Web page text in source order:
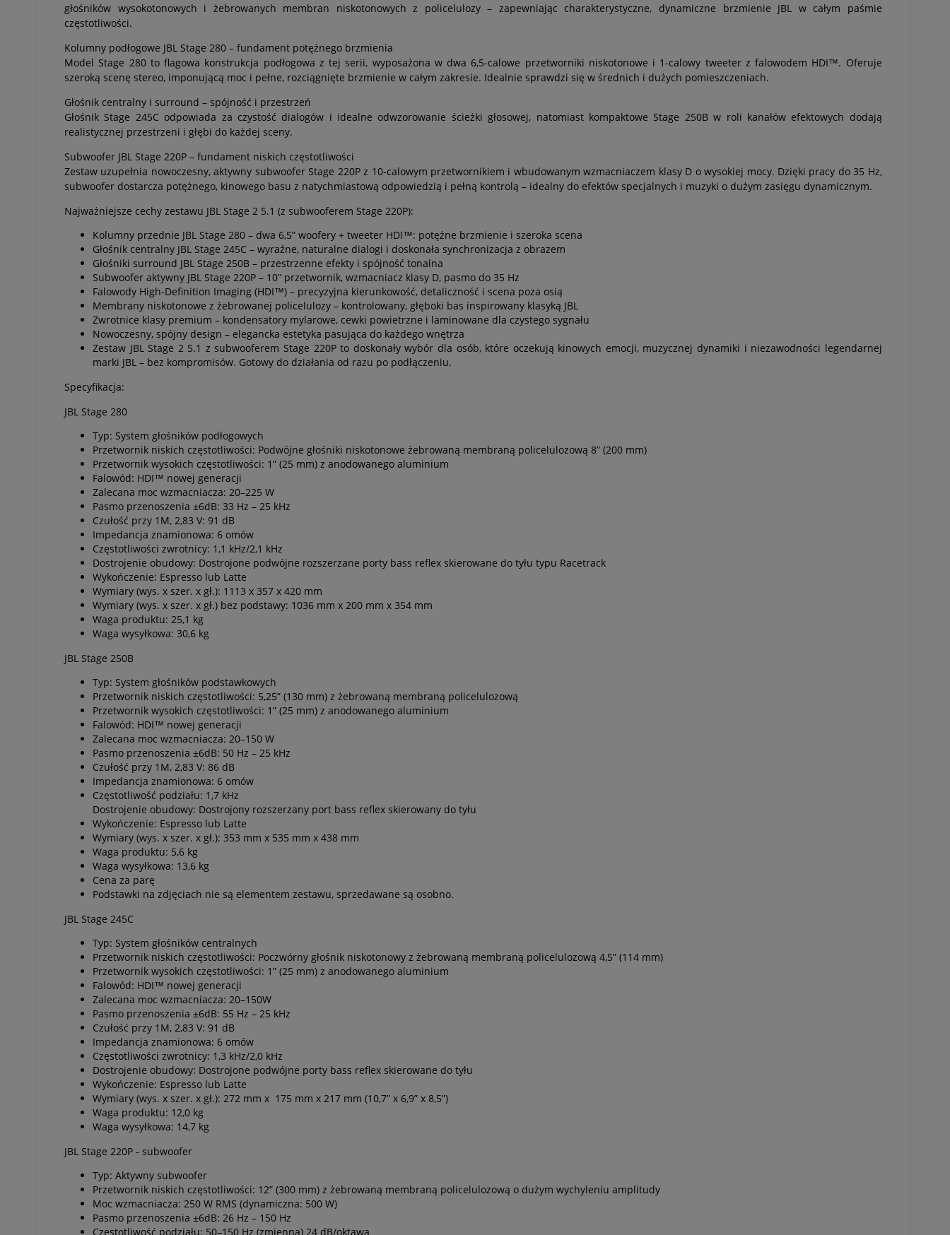
głośników wysokotonowych i żebrowanych membran niskotonowych z policelulozy – zapewniając charakterystyczne, dynamiczne brzmienie JBL w całym paśmie
częstotliwości.
Kolumny podłogowe JBL Stage 280 – fundament potężnego brzmienia
Model Stage 280 to flagowa konstrukcja podłogowa z tej serii, wyposażona w dwa 6,5-calowe przetworniki niskotonowe i 1-calowy tweeter z falowodem HDI™. Oferuje
szeroką scenę stereo, imponującą moc i pełne, rozciągnięte brzmienie w całym zakresie. Idealnie sprawdzi się w średnich i dużych pomieszczeniach.
Głośnik centralny i surround – spójność i przestrzeń
Głośnik Stage 245C odpowiada za czystość dialogów i idealne odwzorowanie ścieżki głosowej, natomiast kompaktowe Stage 250B w roli kanałów efektowych dodają
realistycznej przestrzeni i głębi do każdej sceny.
Subwoofer JBL Stage 220P – fundament niskich częstotliwości
Zestaw uzupełnia nowoczesny, aktywny subwoofer Stage 220P z 10-calowym przetwornikiem i wbudowanym wzmacniaczem klasy D o wysokiej mocy. Dzięki pracy do 35 Hz,
subwoofer dostarcza potężnego, kinowego basu z natychmiastową odpowiedzią i pełną kontrolą – idealny do efektów specjalnych i muzyki o dużym zasięgu dynamicznym.
Najważniejsze cechy zestawu JBL Stage 2 5.1 (z subwooferem Stage 220P):
Kolumny przednie JBL Stage 280 – dwa 6,5” woofery + tweeter HDI™: potężne brzmienie i szeroka scena
Głośnik centralny JBL Stage 245C – wyraźne, naturalne dialogi i doskonała synchronizacja z obrazem
Głośniki surround JBL Stage 250B – przestrzenne efekty i spójność tonalna
Subwoofer aktywny JBL Stage 220P – 10” przetwornik, wzmacniacz klasy D, pasmo do 35 Hz
Falowody High-Definition Imaging (HDI™) – precyzyjna kierunkowość, detaliczność i scena poza osią
Membrany niskotonowe z żebrowanej policelulozy – kontrolowany, głęboki bas inspirowany klasyką JBL
Zwrotnice klasy premium – kondensatory mylarowe, cewki powietrzne i laminowane dla czystego sygnału
Nowoczesny, spójny design – elegancka estetyka pasująca do każdego wnętrza
Zestaw JBL Stage 2 5.1 z subwooferem Stage 220P to doskonały wybór dla osób, które oczekują kinowych emocji, muzycznej dynamiki i niezawodności legendarnej
marki JBL – bez kompromisów. Gotowy do działania od razu po podłączeniu.
Specyfikacja:
JBL Stage 280
Typ: System głośników podłogowych
Przetwornik niskich częstotliwości: Podwójne głośniki niskotonowe żebrowaną membraną policelulozową 8” (200 mm)
Przetwornik wysokich częstotliwości: 1” (25 mm) z anodowanego aluminium
Falowód: HDI™ nowej generacji
Zalecana moc wzmacniacza: 20–225 W
Pasmo przenoszenia ±6dB: 33 Hz – 25 kHz
Czułość przy 1M, 2,83 V: 91 dB
Impedancja znamionowa: 6 omów
Częstotliwości zwrotnicy: 1,1 kHz/2,1 kHz
Dostrojenie obudowy: Dostrojone podwójne rozszerzane porty bass reflex skierowane do tyłu typu Racetrack
Wykończenie: Espresso lub Latte
Wymiary (wys. x szer. x gł.): 1113 x 357 x 420 mm
Wymiary (wys. x szer. x gł.) bez podstawy: 1036 mm x 200 mm x 354 mm
Waga produktu: 25,1 kg
Waga wysyłkowa: 30,6 kg
JBL Stage 250B
Typ: System głośników podstawkowych
Przetwornik niskich częstotliwości: 5,25” (130 mm) z żebrowaną membraną policelulozową
Przetwornik wysokich częstotliwości: 1” (25 mm) z anodowanego aluminium
Falowód: HDI™ nowej generacji
Zalecana moc wzmacniacza: 20–150 W
Pasmo przenoszenia ±6dB: 50 Hz – 25 kHz
Czułość przy 1M, 2,83 V: 86 dB
Impedancja znamionowa: 6 omów
Częstotliwość podziału: 1,7 kHz
Dostrojenie obudowy: Dostrojony rozszerzany port bass reflex skierowany do tyłu
Wykończenie: Espresso lub Latte
Wymiary (wys. x szer. x gł.): 353 mm x 535 mm x 438 mm
Waga produktu: 5,6 kg
Waga wysyłkowa: 13,6 kg
Cena za parę
Podstawki na zdjęciach nie są elementem zestawu, sprzedawane są osobno.
JBL Stage 245C
Typ: System głośników centralnych
Przetwornik niskich częstotliwości: Poczwórny głośnik niskotonowy z żebrowaną membraną policelulozową 4,5” (114 mm)
Przetwornik wysokich częstotliwości: 1” (25 mm) z anodowanego aluminium
Falowód: HDI™ nowej generacji
Zalecana moc wzmacniacza: 20–150W
Pasmo przenoszenia ±6dB: 55 Hz – 25 kHz
Czułość przy 1M, 2,83 V: 91 dB
Impedancja znamionowa: 6 omów
Częstotliwości zwrotnicy: 1,3 kHz/2,0 kHz
Dostrojenie obudowy: Dostrojone podwójne porty bass reflex skierowane do tyłu
Wykończenie: Espresso lub Latte
Wymiary (wys. x szer. x gł.): 272 mm x 175 mm x 217 mm (10,7” x 6,9” x 8,5”)
Waga produktu: 12,0 kg
Waga wysyłkowa: 14,7 kg
JBL Stage 220P - subwoofer
Typ: Aktywny subwoofer
Przetwornik niskich częstotliwości: 12” (300 mm) z żebrowaną membraną policelulozową o dużym wychyleniu amplitudy
Moc wzmacniacza: 250 W RMS (dynamiczna: 500 W)
Pasmo przenoszenia ±6dB: 26 Hz – 150 Hz
Częstotliwość podziału: 50–150 Hz (zmienna) 24 dB/oktawa